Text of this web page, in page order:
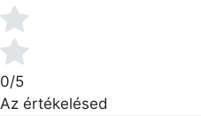
0/5
Az értékelésed